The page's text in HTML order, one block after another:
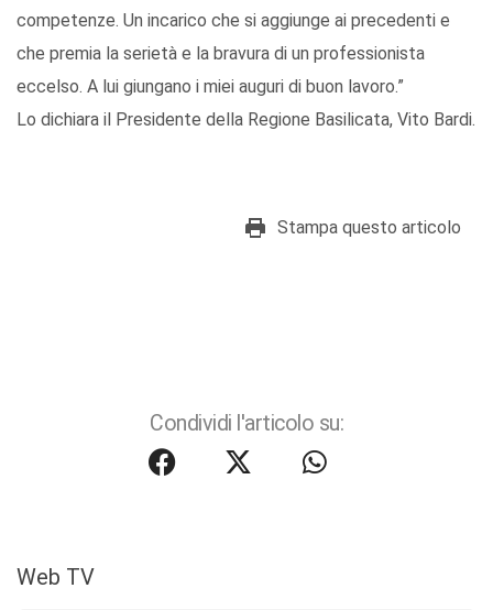
competenze. Un incarico che si aggiunge ai precedenti e
che premia la serietà e la bravura di un professionista
eccelso. A lui giungano i miei auguri di buon lavoro.”
Lo dichiara il Presidente della Regione Basilicata, Vito Bardi.
Stampa questo articolo
Condividi l'articolo su:
Web TV